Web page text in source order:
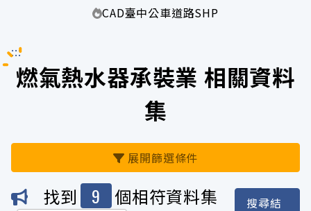
CAD臺中公車道路SHP
:::
燃氣熱水器承裝業 相關資料
集
展開篩選條件
機關找到 9 個相符資料集
搜尋結